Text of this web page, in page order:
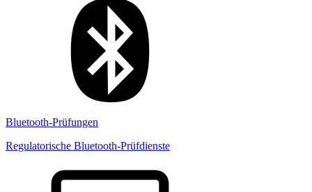
Bluetooth-Prüfungen
Regulatorische Bluetooth-Prüfdienste